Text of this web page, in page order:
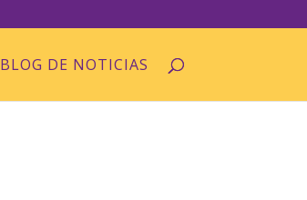
BLOG DE NOTICIAS